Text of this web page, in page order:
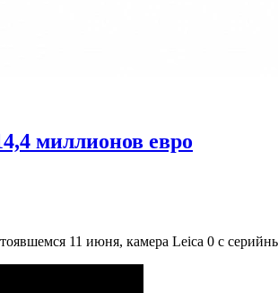
миллионов евро
11 июня, камера Leica 0 с